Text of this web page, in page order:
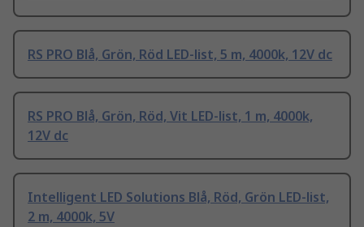
RS PRO Blå, Grön, Röd LED-list, 5 m, 4000k, 12V dc
RS PRO Blå, Grön, Röd, Vit LED-list, 1 m, 4000k,
12V dc
Intelligent LED Solutions Blå, Röd, Grön LED-list,
2 m, 4000k, 5V